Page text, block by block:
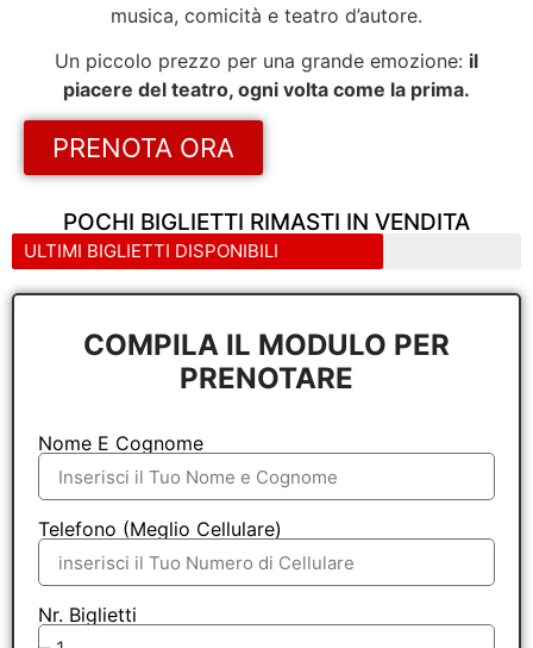
musica, comicità e teatro d’autore.
Un piccolo prezzo per una grande emozione: il
piacere del teatro, ogni volta come la prima.
PRENOTA ORA
POCHI BIGLIETTI RIMASTI IN VENDITA
ULTIMI BIGLIETTI DISPONIBILI
COMPILA IL MODULO PER
PRENOTARE
Nome E Cognome
Telefono (Meglio Cellulare)
Nr. Biglietti